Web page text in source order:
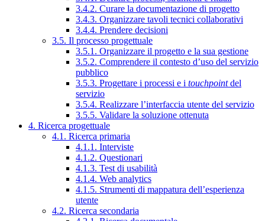
3.4.2. Curare la documentazione di progetto
3.4.3. Organizzare tavoli tecnici collaborativi
3.4.4. Prendere decisioni
3.5. Il processo progettuale
3.5.1. Organizzare il progetto e la sua gestione
3.5.2. Comprendere il contesto d’uso del servizio
pubblico
3.5.3. Progettare i processi e i touchpointdel
servizio
3.5.4. Realizzare l’interfaccia utente del servizio
3.5.5. Validare la soluzione ottenuta
4. Ricerca progettuale
4.1. Ricerca primaria
4.1.1. Interviste
4.1.2. Questionari
4.1.3. Test di usabilità
4.1.4. Web analytics
4.1.5. Strumenti di mappatura dell’esperienza
utente
4.2. Ricerca secondaria